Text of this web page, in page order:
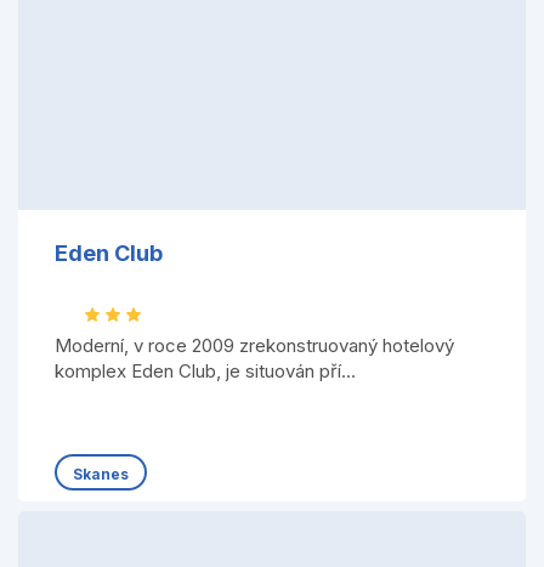
Eden Club
Moderní, v roce 2009 zrekonstruovaný hotelový
komplex Eden Club, je situován pří...
Skanes